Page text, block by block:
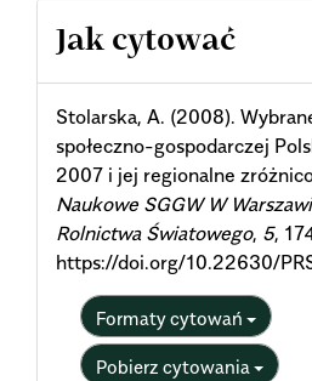
Article
Details
Jak cytować
Stolarska, A. (2008).
społeczno-gospodarczej
2007 i jej regionalne
Naukowe SGGW W
Rolnictwa Światowego, 5,
https://doi.org/10.22630/
Formaty cytowań
Pobierz cytowania